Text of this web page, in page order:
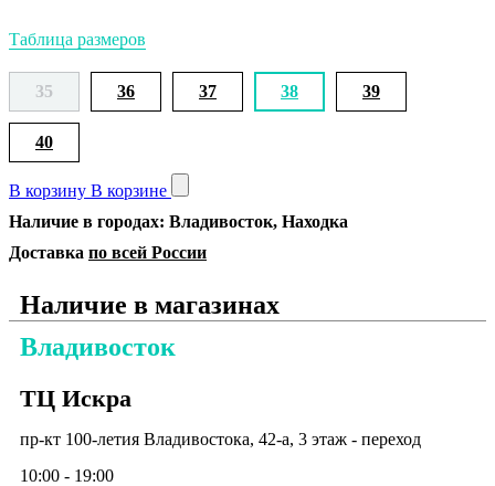
Таблица размеров
35 36 37 38 39
40
В корзину В корзине
Наличие в городах: Владивосток, Находка
Доставка по всей России
Наличие в магазинах
Владивосток
ТЦ Искра
пр-кт 100-летия Владивостока, 42-а, 3 этаж - переход
10:00 - 19:00